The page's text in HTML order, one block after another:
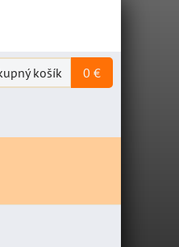
košík 0 €